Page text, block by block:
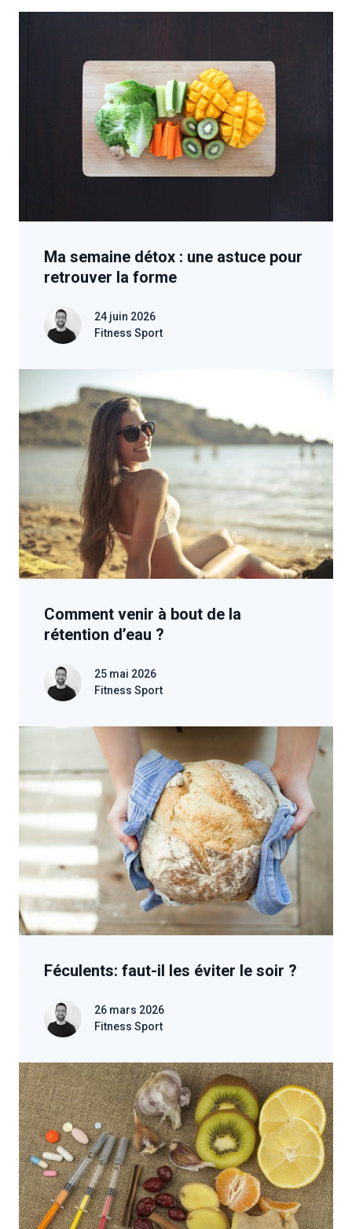
Ma semaine détox : une astuce pour
retrouver la forme
24 juin 2026
Fitness Sport
Comment venir à bout de la
rétention d’eau ?
25 mai 2026
Fitness Sport
Féculents: faut-il les éviter le soir ?
26 mars 2026
Fitness Sport